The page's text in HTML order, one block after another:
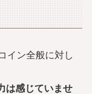
イン全般に対し
は感じていませ